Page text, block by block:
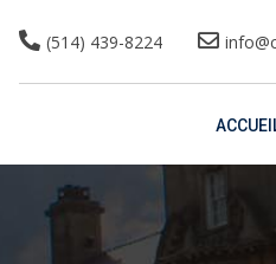
(514) 439-8224